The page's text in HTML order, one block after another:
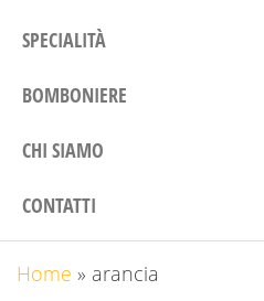
SPECIALITÀ
BOMBONIERE
CHI SIAMO
CONTATTI
Home » arancia